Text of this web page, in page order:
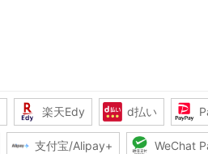
楽天Edy d払い
支付宝/Alipay+ WeChat